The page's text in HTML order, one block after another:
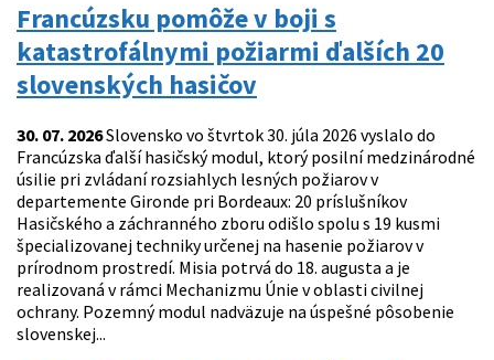
Francúzsku pomôže v boji s
katastrofálnymi požiarmi ďalších 20
slovenských hasičov
30. 07. 2026Slovensko vo štvrtok 30. júla 2026 vyslalo do
Francúzska ďalší hasičský modul, ktorý posilní medzinárodné
úsilie pri zvládaní rozsiahlych lesných požiarov v
departemente Gironde pri Bordeaux: 20 príslušníkov
Hasičského a záchranného zboru odišlo spolu s 19 kusmi
špecializovanej techniky určenej na hasenie požiarov v
prírodnom prostredí. Misia potrvá do 18. augusta a je
realizovaná v rámci Mechanizmu Únie v oblasti civilnej
ochrany. Pozemný modul nadväzuje na úspešné pôsobenie
slovenskej...